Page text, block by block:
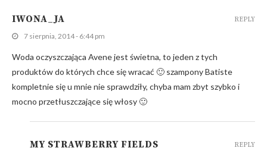
IWONA_JA
7 sierpnia, 2014 - 6:44 pm
Woda oczyszczająca Avene jest świetna, to jeden z tych
produktów do których chce się wracać 🙂 szampony Batiste
kompletnie się u mnie nie sprawdziły, chyba mam zbyt szybko i
mocno przetłuszczające się włosy 🙂
REPLY
MY STRAWBERRY FIELDS REPLY